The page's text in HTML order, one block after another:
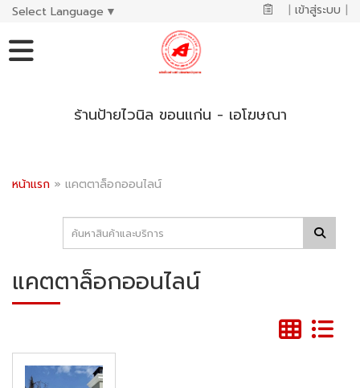
Select Language ▼ | เข้าสู่ระบบ |
ร้านป้ายไวนิล ขอนแก่น - เอโฆษณา
หน้าแรก » แคตตาล็อกออนไลน์
แคตตาล็อกออนไลน์